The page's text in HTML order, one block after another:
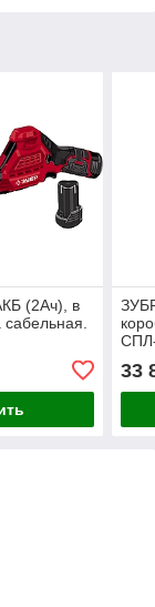
(2Ач), в
33